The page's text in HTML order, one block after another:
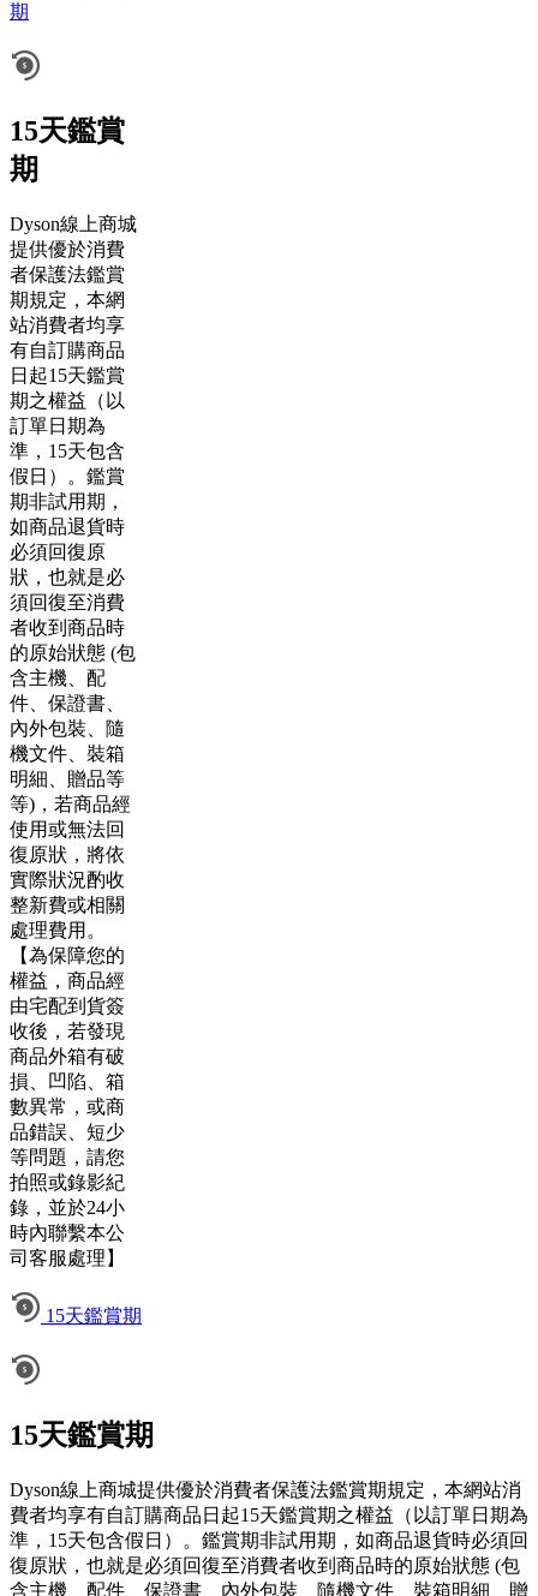
期
15天鑑賞
期
Dyson線上商城
提供優於消費
者保護法鑑賞
期規定，本網
站消費者均享
有自訂購商品
日起15天鑑賞
期之權益（以
訂單日期為
準，15天包含
假日）。鑑賞
期非試用期，
如商品退貨時
必須回復原
狀，也就是必
須回復至消費
者收到商品時
的原始狀態 (包
含主機、配
件、保證書、
內外包裝、隨
機文件、裝箱
明細、贈品等
等)，若商品經
使用或無法回
復原狀，將依
實際狀況酌收
整新費或相關
處理費用。
【為保障您的
權益，商品經
由宅配到貨簽
收後，若發現
商品外箱有破
損、凹陷、箱
數異常，或商
品錯誤、短少
等問題，請您
拍照或錄影紀
錄，並於24小
時內聯繫本公
司客服處理】
15天鑑賞期
15天鑑賞期
Dyson線上商城提供優於消費者保護法鑑賞期規定，本網站消
費者均享有自訂購商品日起15天鑑賞期之權益（以訂單日期為
準，15天包含假日）。鑑賞期非試用期，如商品退貨時必須回
復原狀，也就是必須回復至消費者收到商品時的原始狀態 (包
含主機、配件、保證書、內外包裝、隨機文件、裝箱明細、贈